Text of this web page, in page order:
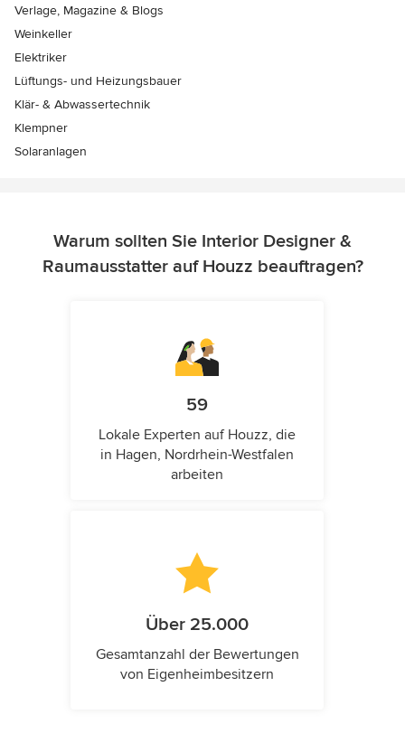
Verlage, Magazine & Blogs
Weinkeller
Elektriker
Lüftungs- und Heizungsbauer
Klär- & Abwassertechnik
Klempner
Solaranlagen
Warum sollten Sie Interior Designer &
Raumausstatter auf Houzz beauftragen?
59
Lokale Experten auf Houzz, die
in Hagen, Nordrhein-Westfalen
arbeiten
Über 25.000
Gesamtanzahl der Bewertungen
von Eigenheimbesitzern